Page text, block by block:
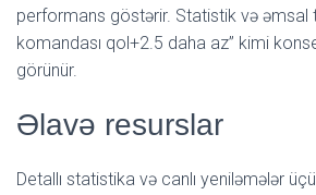
performans göstərir. Statistik və əmsal
komandası qol+2.5 daha az” kimi
görünür.
Əlavə resurslar
Detallı statistika və canlı yeniləmələr